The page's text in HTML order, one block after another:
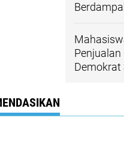
Demokrat